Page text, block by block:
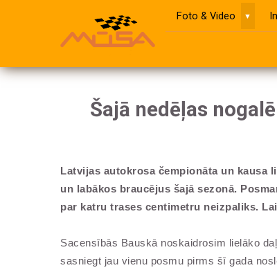
Foto & Video ▼
Šajā nedēļas
Latvijas autokrosa čempionāta un kausa
un labākos braucējus šajā sezonā.
par katru trases centimetru neizpaliks.
Sacensībās Bauskā noskaidrosim lielāko
sasniegt jau vienu posmu pirms šī gada